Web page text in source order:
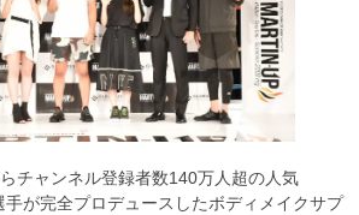
チャンネル登録者数140万人超の人気
が完全プロデュースしたボディメイクサプ